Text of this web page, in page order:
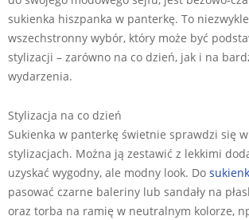
sukienka hiszpanka w panterkę. To
wszechstronny wybór, który może być
stylizacji – zarówno na co dzień, jak i na
wydarzenia.
Stylizacja na co dzień
Sukienka w panterkę świetnie sprawdzi się
stylizacjach. Można ją zestawić z lekkimi
uzyskać wygodny, ale modny look. Do
pasować czarne baleriny lub sandały na
oraz torba na ramię w neutralnym kolorze,